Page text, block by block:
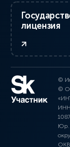
лицензия
©
©
ИНН
Юр.